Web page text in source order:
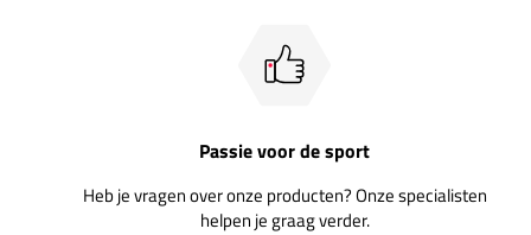
Passie voor de sport
Heb je vragen over onze producten? Onze specialisten
helpen je graag verder.